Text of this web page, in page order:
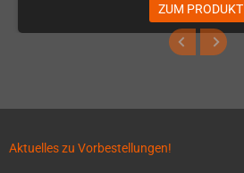
ZUM PRODUKT
Aktuelles zu Vorbestellungen!